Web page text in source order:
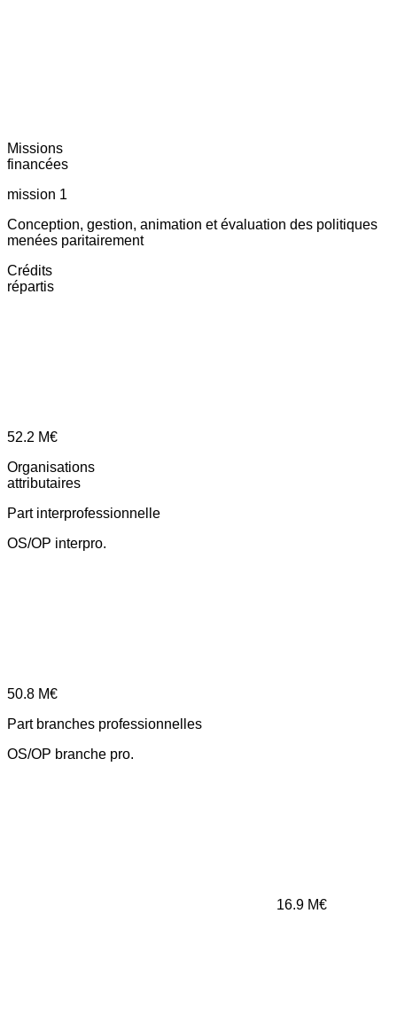
Missions
financées
mission 1
Conception, gestion, animation et évaluation des politiques
menées paritairement
Crédits
répartis
52.2 M€
Organisations
attributaires
Part interprofessionnelle
OS/OP interpro.
50.8 M€
Part branches professionnelles
OS/OP branche pro.
16.9 M€